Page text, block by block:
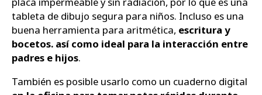
tableta de dibujo segura para niños. Incluso es una
buena herramienta para aritmética, escritura y
bocetos. así como ideal para la interacción entre
padres e hijos.
También es posible usarlo como un cuaderno digital